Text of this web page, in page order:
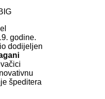
godine.
dodijeljen
špeditera